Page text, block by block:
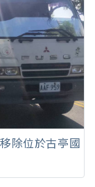
除位於古亭國